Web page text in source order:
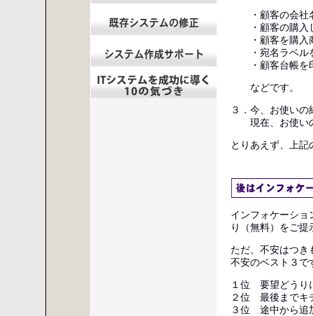
・顧客の会社名
・顧客の購入
・顧客を購入商
・宛名ラベル
・顧客台帳を
などです。
３．今、お使い
現在、お使いの
とりあえず、上
インフォケーショ
り（無料）をご
ただ、不安はつき
不安のベスト３で
１位 要望どうり
２位 最後までキ
３位 途中から追